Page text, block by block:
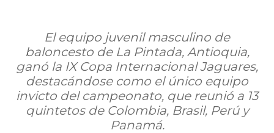
El equipo juvenil masculino de
baloncesto de La Pintada, Antioquia,
ganó la IX Copa Internacional Jaguares,
destacándose como el único equipo
invicto del campeonato, que reunió a 13
quintetos de Colombia, Brasil, Perú y
Panamá.